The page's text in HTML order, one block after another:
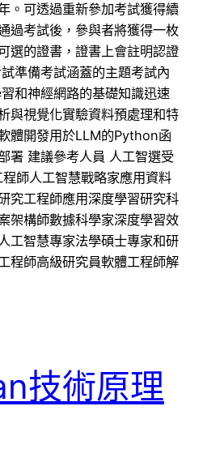
。可透過重新參加考試獲得續
過考試後，參與者將獲得一枚
選的證書，證書上會註明認證
準備考試涵蓋的主題考試內
和神經網路的基礎知識迅速
與視覺化實驗資料預處理和特
體開發用於LLM的Python函
署 建議參考人員 人工智選受
師人工智慧戰略家應用資料
究工程師應用深度學習研究科
架構師數據科學家深度學習效
工智慧專家法學碩士專家和研
程師高級研究員軟體工程師解
技術原理